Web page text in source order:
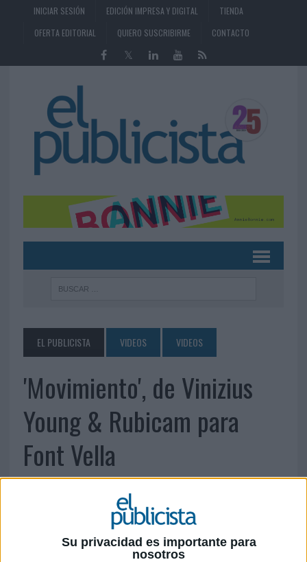
Su privacidad es importante para
nosotros
INICIAR SESIÓN EDICIÓN IMPRESA Y DIGITAL
TIENDA
OFERTA EDITORIAL
QUIERO SUSCRIBIRME CONTACTO
EL PUBLICISTA VIDEOS VIDEOS
'Movimiento', de Vinizius
Young & Rubicam para
Font Vella